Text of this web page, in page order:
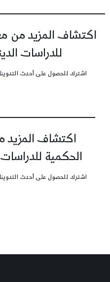
اكتشاف المزيد من
للدراسات
اشترك للحصول على أحدث
اكتشاف المزيد
الحكمية
اشترك للحصول على أحدث